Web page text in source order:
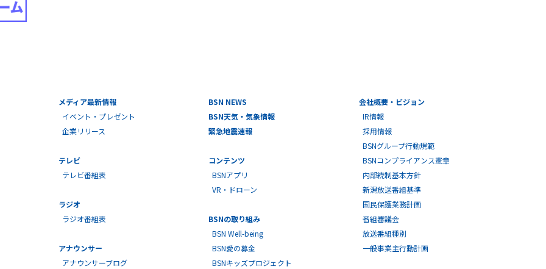
メディア最新情報
イベント・プレゼント
企業リリース
テレビ
テレビ番組表
ラジオ
ラジオ番組表
アナウンサー
アナウンサーブログ
BSN NEWS
BSN天気・気象情報
緊急地震速報
コンテンツ
BSNアプリ
VR・ドローン
BSNの取り組み
BSN Well-being
BSN愛の募金
BSNキッズプロジェクト
会社概要・ビジョン
IR情報
採用情報
BSNグループ行動規範
BSNコンプライアンス憲章
内部統制基本方針
新潟放送番組基準
国民保護業務計画
番組審議会
放送番組種別
一般事業主行動計画